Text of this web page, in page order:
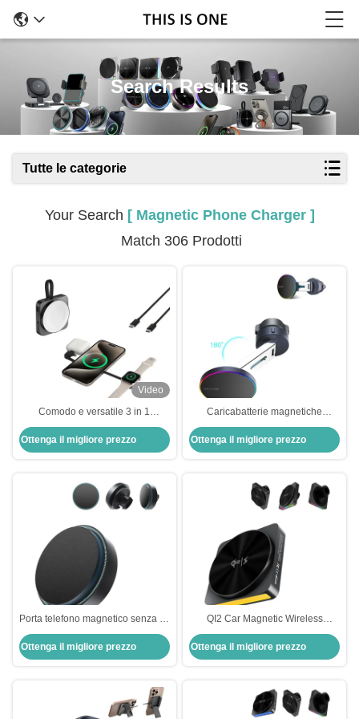
Search Results
Tutte le categorie
Your Search [ Magnetic Phone Charger ]
Match 306 Prodotti
Video
Comodo e versatile 3 in 1
caricabatterie magnetiche
personalizzabili
Ottenga il migliore prezzo
Caricabatterie magnetiche
regolabili per auto con luce
ambientale
Ottenga il migliore prezzo
Porta telefono magnetico senza fili
ad alta compatibilità
personalizzato per iPhone
Ottenga il migliore prezzo
QI2 Car Magnetic Wireless
Charger con 9 colori luminosi e
proiezione di luce ambientale
Ottenga il migliore prezzo